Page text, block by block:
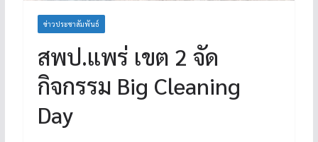
ข่าวประชาสัมพันธ์
สพป.แพร่ เขต 2 จัด
กิจกรรม Big Cleaning
Day